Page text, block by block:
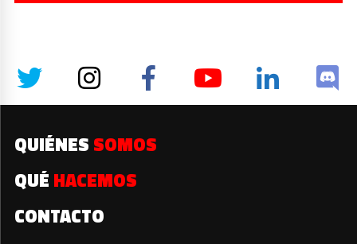
QUIÉNES SOMOS
QUÉ HACEMOS
CONTACTO